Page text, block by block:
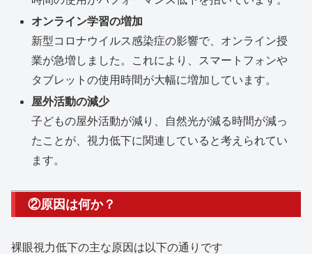
オンライン学習の増加
新型コロナウイルス感染症の影響で、オンライン授
業が急増しました。これにより、スマートフォンや
タブレットの使用時間が大幅に増加しています。
屋外活動の減少
子どもの屋外活動が減り、自然光が減る時間が減っ
たことが、視力低下に関連していると考えられてい
ます。
②原因は何か？
裸眼視力低下の主な原因は以下の通りです